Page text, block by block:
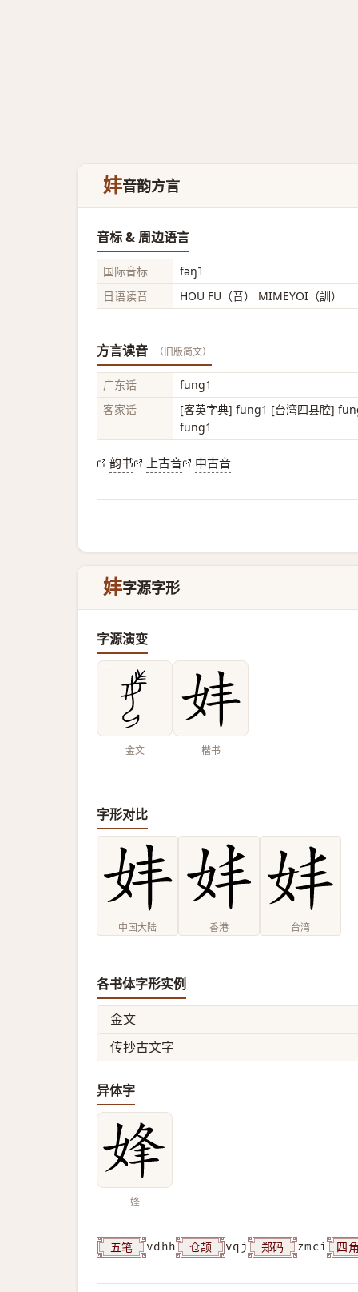
妦音韵方言
音标 & 周边语言
国际音标
fəŋ˥
日语读音
HOU FU（音） MIMEYOI（訓）
方言读音 （旧版简文）
广东话
fung1
客家话
[客英字典] fung1 [台湾四县腔]
fung1
韵书 上古音 中古音
妦字源字形
字源演变
金文 楷书
字形对比
中国大陆 香港 台湾
各书体字形实例
金文
传抄古文字
异体字
㛔
五笔 vdhh 仓颉 vqj 郑码 zmci 四